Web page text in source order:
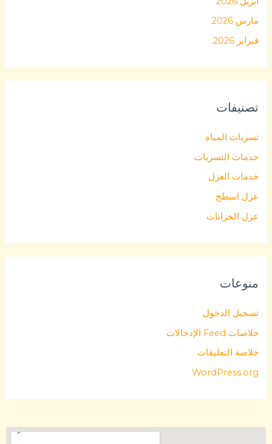
مارس 2026
فبراير 2026
تصنيفات
تسربات المياه
خدمات التسربات
خدمات العزل
عزل اسطح
عزل الخزانات
منوعات
تسجيل الدخول
خلاصات Feed الإدخالات
خلاصة التعليقات
WordPress.org